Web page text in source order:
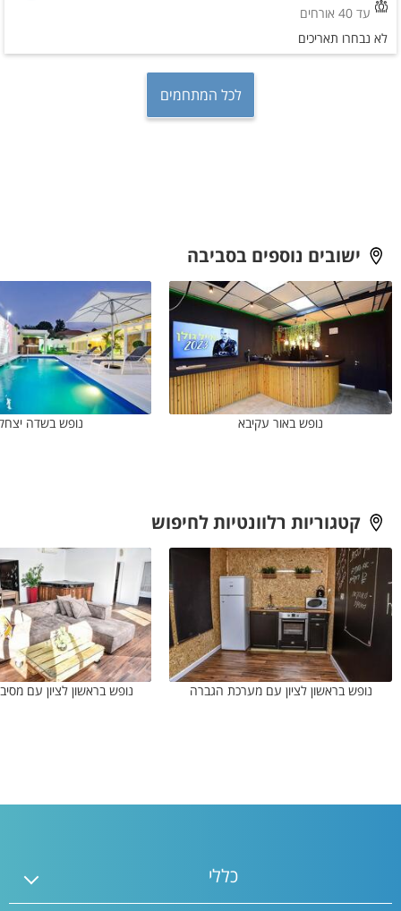
עד 40 אורחים
לא נבחרו תאריכים
לכל המתחמים
ישובים נוספים בסביבה
נופש באור עקיבא נופש בשדה
קטגוריות רלוונטיות לחיפוש
נופש בראשון לציון עם מערכת הגברה נופש בראשון לציון עם
כללי